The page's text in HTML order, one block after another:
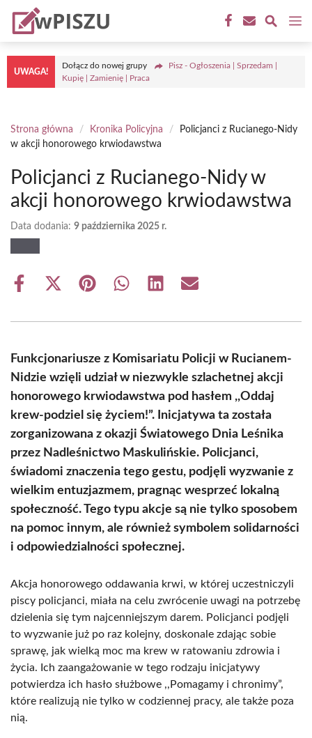
Przejdź
treści
UWAGA!
Dołącz do nowej grupy
Pisz - Ogłoszenia | Sprzedam |
Kupię | Zamienię | Praca
Strona główna / Kronika Policyjna /
Policjanci z Rucianego-Nidy
w akcji honorowego krwiodawstwa
Policjanci z Rucianego-Nidy w
akcji honorowego krwiodawstwa
Data dodania: 9 października 2025 r.
Share
Share
(Twitter)
Share Share Share Share
Funkcjonariusze z Komisariatu Policji w Rucianem-
Nidzie wzięli udział w niezwykle szlachetnej akcji
honorowego krwiodawstwa pod hasłem ,,Oddaj
krew-podziel się życiem!”. Inicjatywa ta została
zorganizowana z okazji Światowego Dnia Leśnika
przez Nadleśnictwo Maskulińskie. Policjanci,
świadomi znaczenia tego gestu, podjęli wyzwanie z
wielkim entuzjazmem, pragnąc wesprzeć lokalną
społeczność. Tego typu akcje są nie tylko sposobem
na pomoc innym, ale również symbolem solidarności
i odpowiedzialności społecznej.
Akcja honorowego oddawania krwi, w której uczestniczyli
piscy policjanci, miała na celu zwrócenie uwagi na potrzebę
dzielenia się tym najcenniejszym darem. Policjanci podjęli
to wyzwanie już po raz kolejny, doskonale zdając sobie
sprawę, jak wielką moc ma krew w ratowaniu zdrowia i
życia. Ich zaangażowanie w tego rodzaju inicjatywy
potwierdza ich hasło służbowe ,,Pomagamy i chronimy”,
które realizują nie tylko w codziennej pracy, ale także poza
nią.